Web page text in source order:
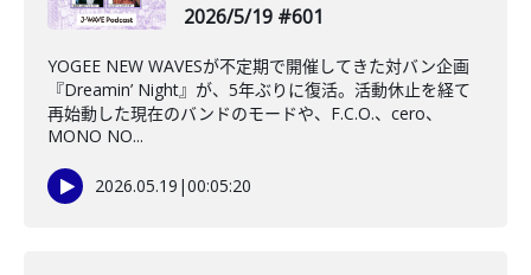
2026/5/19 #601
YOGEE NEW WAVESが不定期で開催してきた対バン企画
『Dreamin’ Night』が、5年ぶりに復活。活動休止を経て
再始動した現在のバンドのモードや、F.C.O.、cero、
MONO NO...
2026.05.19 |00:05:20